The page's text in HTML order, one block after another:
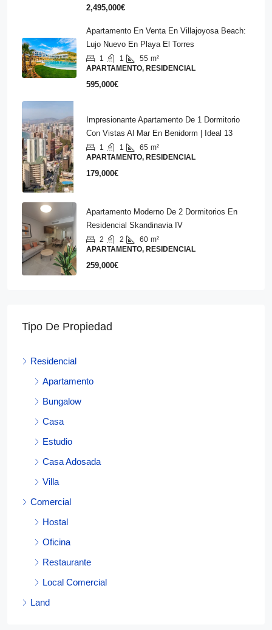
2,495,000€
Apartamento En Venta En Villajoyosa Beach:
Lujo Nuevo En Playa El Torres
1 1 55 m²
APARTAMENTO, RESIDENCIAL
595,000€
Impresionante Apartamento De 1 Dormitorio
Con Vistas Al Mar En Benidorm | Ideal 13
1 1 65 m²
APARTAMENTO, RESIDENCIAL
179,000€
Apartamento Moderno De 2 Dormitorios En
Residencial Skandinavia IV
2 2 60 m²
APARTAMENTO, RESIDENCIAL
259,000€
Tipo De Propiedad
Residencial
Apartamento
Bungalow
Casa
Estudio
Casa Adosada
Villa
Comercial
Hostal
Oficina
Restaurante
Local Comercial
Land